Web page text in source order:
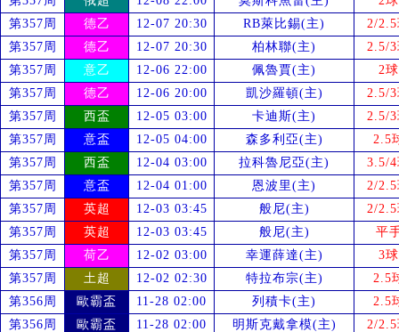
第357周
德乙 12-07 20:30 RB萊比錫(主)
2/
第357周
德乙 12-07 20:30 柏林聯(主)
2.5/
第357周
意乙 12-06 22:00 佩魯賈(主)
2球
第357周
德乙 12-06 20:00 凱沙羅頓(主)
2.5/
第357周
西盃 12-05 03:00 卡迪斯(主)
2.5/
第357周
意盃 12-05 04:00 森多利亞(主)
2.5
第357周
西盃 12-04 03:00 拉科魯尼亞(主)
3.5/
第357周
意盃 12-04 01:00 恩波里(主)
2/
第357周
英超 12-03 03:45 般尼(主)
2/
第357周
英超 12-03 03:45 般尼(主)
平
第357周
荷乙 12-02 03:00 幸運薛達(主)
3球
第357周
土超 12-02 02:30 特拉布宗(主)
2.5
第356周
歐霸盃 11-28 02:00 列積卡(主)
2.5
第356周
歐霸盃 11-28 02:00 明斯克戴拿模(主)
2/